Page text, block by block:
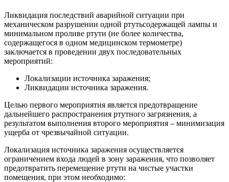
Ликвидация последствий аварийной ситуации при
механическом разрушении одной ртутьсодержащей лампы и
минимальном проливе ртути (не более количества,
содержащегося в одном медицинском термометре)
заключается в проведении двух последовательных
мероприятий:
Локализации источника заражения;
Ликвидации источника заражения.
Целью первого мероприятия является предотвращение
дальнейшего распространения ртутного загрязнения, а
результатом выполне­ния второго мероприятия – минимизация
ущерба от чрезвычайной ситуации.
Локализация источника заражения осуществляется
ограничением входа людей в зону заражения, что позволяет
предотвратить переме­щение ртути на чистые участки
помещения, при этом необходимо: